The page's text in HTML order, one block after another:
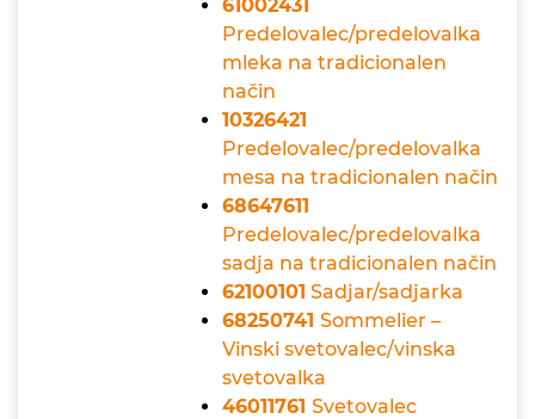
61002431
Predelovalec/predelovalka
mleka na tradicionalen
način
10326421
Predelovalec/predelovalka
mesa na tradicionalen način
68647611
Predelovalec/predelovalka
sadja na tradicionalen način
62100101 Sadjar/sadjarka
68250741 Sommelier –
Vinski svetovalec/vinska
svetovalka
46011761 Svetovalec